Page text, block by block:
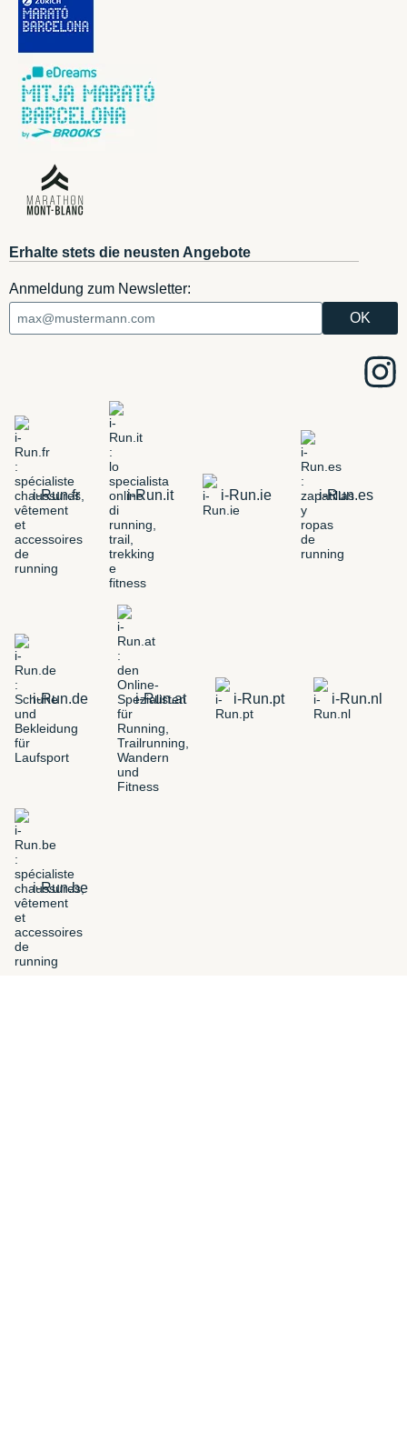
Erhalte stets die neusten Angebote
Anmeldung zum Newsletter:
i-Run.fr i-Run.it i-Run.ie i-Run.es
i-Run.de i-Run.at i-Run.pt i-Run.nl
i-Run.be